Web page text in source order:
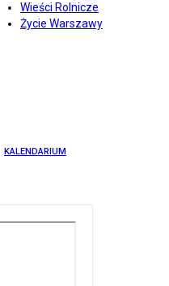
Wieści Rolnicze
Życie Warszawy
KALENDARIUM